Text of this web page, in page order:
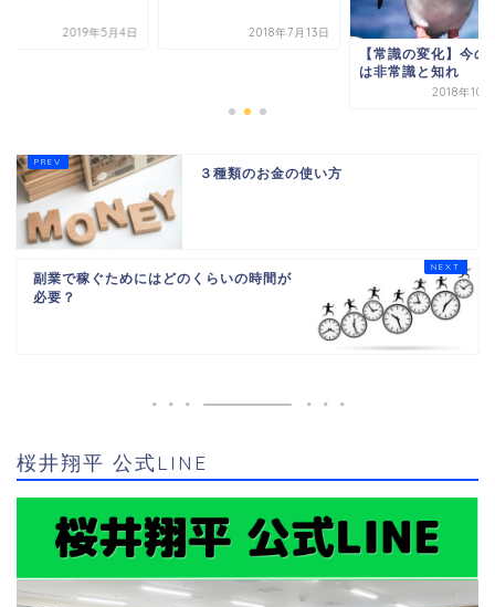
2019年5月4日 2018年7月13日
【常識の変化】今の
は非常識と知れ
2018年10
３種類のお金の使い方
副業で稼ぐためにはどのくらいの時間が
必要？
桜井翔平 公式LINE